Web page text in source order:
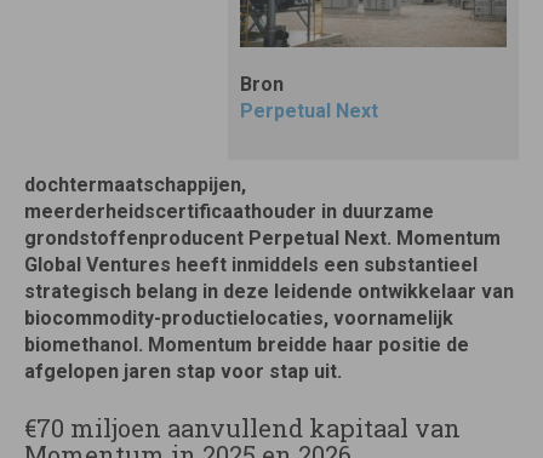
Bron
Perpetual Next
dochtermaatschappijen,
meerderheidscertificaathouder in duurzame
grondstoffenproducent Perpetual Next. Momentum
Global Ventures heeft inmiddels een substantieel
strategisch belang in deze leidende ontwikkelaar van
biocommodity-productielocaties, voornamelijk
biomethanol. Momentum breidde haar positie de
afgelopen jaren stap voor stap uit.
€70 miljoen aanvullend kapitaal van